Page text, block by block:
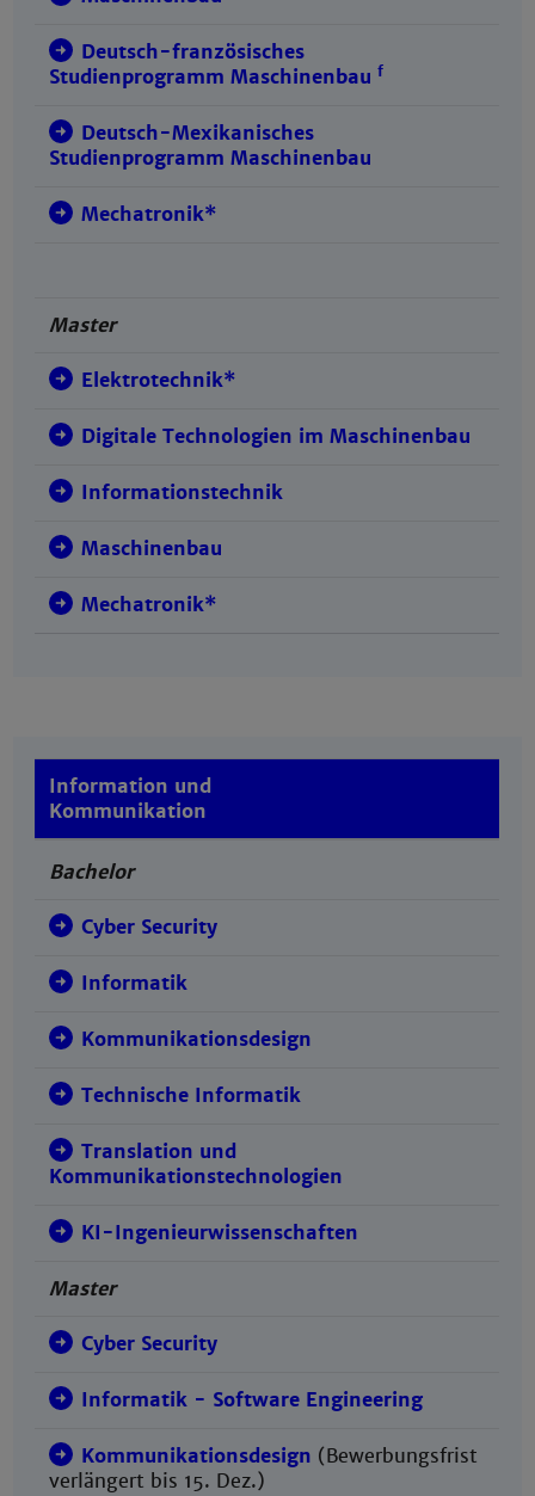
Deutsch-französisches
Studienprogramm Maschinenbauf
Deutsch-Mexikanisches
Studienprogramm Maschinenbau
Mechatronik*
Master
Elektrotechnik*
Digitale Technologien im Maschinenbau
Informationstechnik
Maschinenbau
Mechatronik*
Information und
Kommunikation
Bachelor
Cyber Security
Informatik
Kommunikationsdesign
Technische Informatik
Translation und
Kommunikationstechnologien
KI-Ingenieurwissenschaften
Master
Cyber Security
Informatik - Software Engineering
Kommunikationsdesign (Bewerbungsfrist
verlängert bis 15. Dez.)